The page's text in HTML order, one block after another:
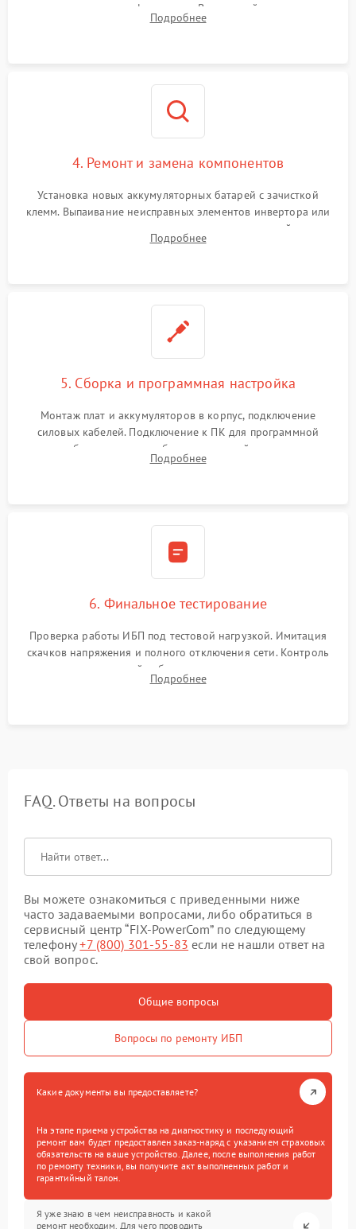
переключения и трансформатора. Визуальный поиск вздутых
конденсаторов и прогаров на печатной плате.
Подробнее
4. Ремонт и замена компонентов
Установка новых аккумуляторных батарей с зачисткой
клемм. Выпаивание неисправных элементов инвертора или
цепи зарядки и монтаж новых радиодеталей.
Восстановление поврежденных токоведущих дорожек и
Подробнее
5. Сборка и программная настройка
Монтаж плат и аккумуляторов в корпус, подключение
силовых кабелей. Подключение к ПК для программной
калибровки констант батареи, настройки порогов
срабатывания AVR и сброса счетчиков старения АКБ.
Подробнее
6. Финальное тестирование
Проверка работы ИБП под тестовой нагрузкой. Имитация
скачков напряжения и полного отключения сети. Контроль
времени автономной работы, температурного режима и
корректности формы выходного сигнала.
Подробнее
FAQ. Ответы на вопросы
Вы можете ознакомиться с приведенными ниже
часто задаваемыми вопросами, либо обратиться в
сервисный центр “FIX-PowerCom” по следующему
телефону+7 (800) 301-55-83 если не нашли ответ на
свой вопрос.
Общие вопросы
Вопросы по ремонту ИБП
Какие документы вы предоставляете?
На этапе приема устройства на диагностику и последующий
ремонт вам будет предоставлен заказ-наряд с указанием страховых
обязательств на ваше устройство. Далее, после выполнения работ
по ремонту техники, вы получите акт выполненных работ и
гарантийный талон.
Я уже знаю в чем неисправность и какой
ремонт необходим. Для чего проводить